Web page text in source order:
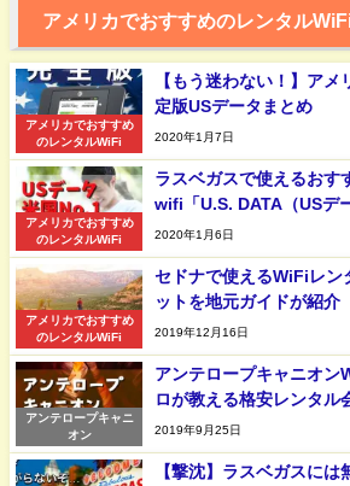
アメリカでおすすめのレンタル
アメリカでおすすめ
のレンタルWiFi
【もう迷わない！】ア
定版USデータまとめ
2020年1月7日
アメリカでおすすめ
のレンタルWiFi
ラスベガスで使えるおす
wifi「U.S. DATA（USデ
2020年1月6日
アメリカでおすすめ
のレンタルWiFi
セドナで使えるWiFiレン
ットを地元ガイドが紹介
2019年12月16日
アンテロープキャニ
オン
アンテロープキャニオン
ロが教える格安レンタル
2019年9月25日
【撃沈】ラスベガスに